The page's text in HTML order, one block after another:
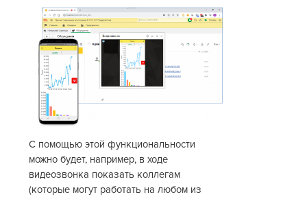
С помощью этой функциональности
можно будет, например, в ходе
видеозвонка показать коллегам
(которые могут работать на любом из